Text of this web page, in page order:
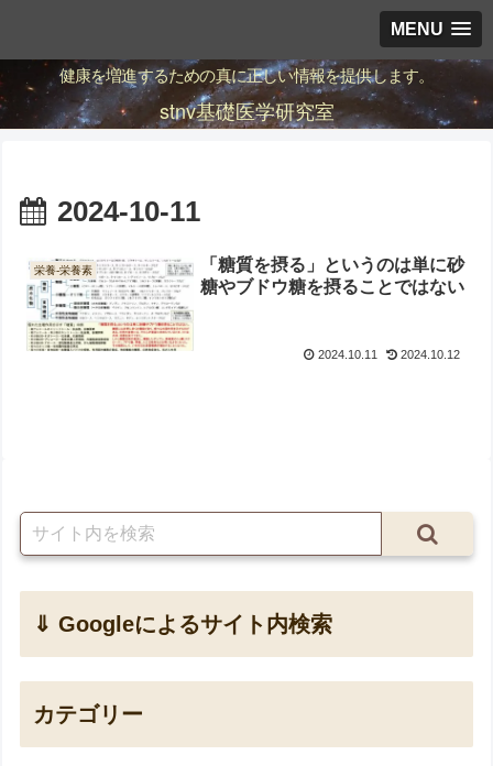
MENU
健康を増進するための真に正しい情報を提供します。
stnv基礎医学研究室
2024-10-11
栄養-栄養素
「糖質を摂る」というのは単に砂
糖やブドウ糖を摂ることではない
2024.10.11 2024.10.12
⇓ Googleによるサイト内検索
カテゴリー